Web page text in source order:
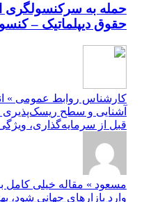
حمله به سرکنسولگری
حقوق دیپلماتیک –
کارشناس روابط عمومی »
آشنایی و سطح ریسک‌پذیری
قبل از سرمایه‌گذاری،
مسعود » مقاله خیلی کامل
وارد بازارهای جهانی شود،